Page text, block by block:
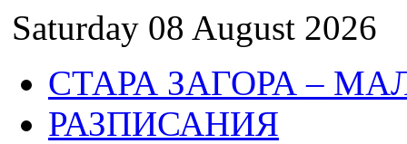
Saturday 08 August 2026
СТАРА ЗАГОРА –
РАЗПИСАНИЯ